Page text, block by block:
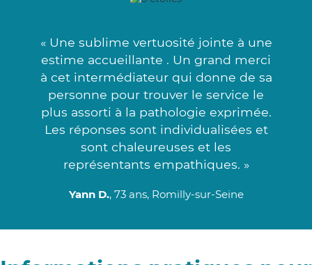
« Une sublime vertuosité jointe à une
estime accueillante . Un grand merci
à cet intermédiateur qui donne de sa
personne pour trouver le service le
plus assorti à la pathologie exprimée.
Les réponses sont individualisées et
sont chaleureuses et les
représentants empathiques. »
Yann D., 73 ans, Romilly-sur-Seine